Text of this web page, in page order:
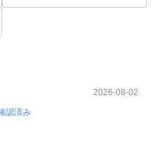
認済み
2026-08-02